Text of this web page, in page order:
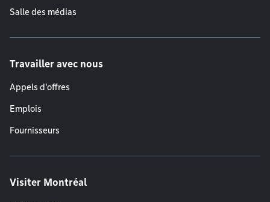
Salle des médias
Travailler avec nous
Appels d'offres
Emplois
Fournisseurs
Visiter Montréal